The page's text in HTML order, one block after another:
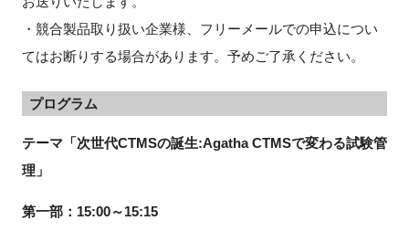
・競合製品取り扱い企業様、フリーメールでの申込につい
てはお断りする場合があります。予めご了承ください。
プログラム
テーマ「次世代CTMSの誕生:Agatha CTMSで変わる試験管
理」
第一部：15:00～15:15